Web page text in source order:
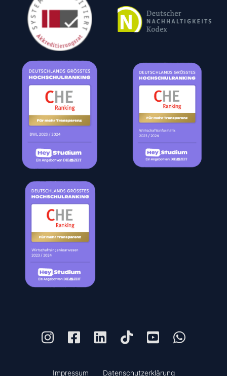
Impressum Datenschutzerklärung